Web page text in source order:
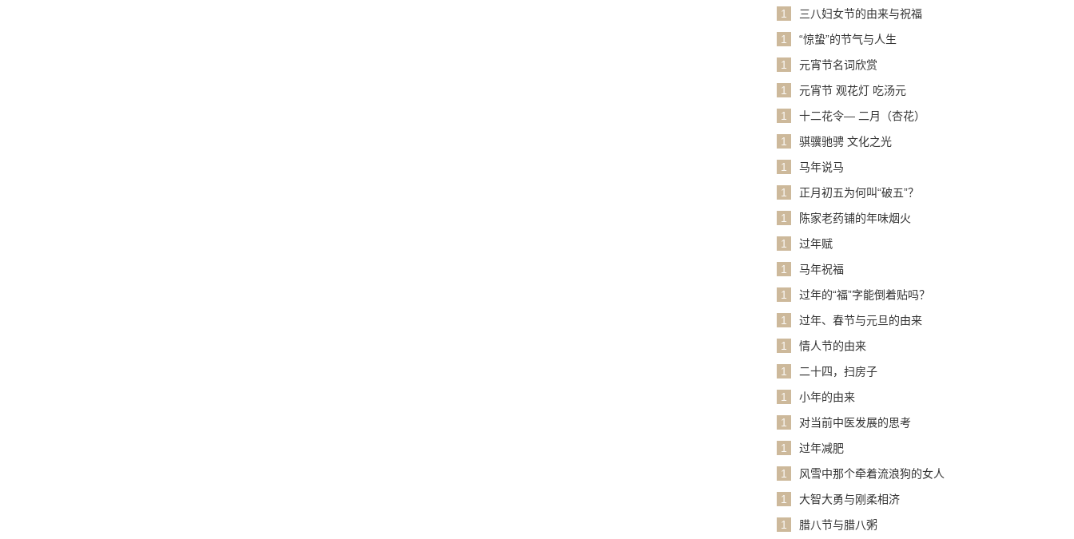
1
三八妇女节的由来与祝福
1
“惊蛰”的节气与人生
1
元宵节名词欣赏
1
元宵节 观花灯 吃汤元
1
十二花令— 二月（杏花）
1
骐骥驰骋 文化之光
1
马年说马
1
正月初五为何叫“破五”？
1
陈家老药铺的年味烟火
1
过年赋
1
马年祝福
1
过年的“福”字能倒着贴吗？
1
过年、春节与元旦的由来
1
情人节的由来
1
二十四，扫房子
1
小年的由来
1
对当前中医发展的思考
1
过年减肥
1
风雪中那个牵着流浪狗的女人
1
大智大勇与刚柔相济
1
腊八节与腊八粥